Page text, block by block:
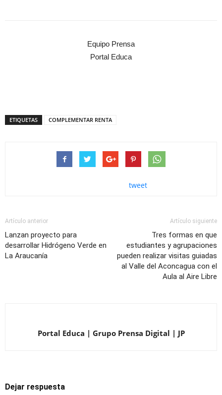
Equipo Prensa
Portal Educa
ETIQUETAS COMPLEMENTAR RENTA
tweet
Artículo anterior
Lanzan proyecto para
desarrollar Hidrógeno Verde en
La Araucanía
Artículo siguiente
Tres formas en que
estudiantes y agrupaciones
pueden realizar visitas guiadas
al Valle del Aconcagua con el
Aula al Aire Libre
Portal Educa | Grupo Prensa Digital | JP
Dejar respuesta